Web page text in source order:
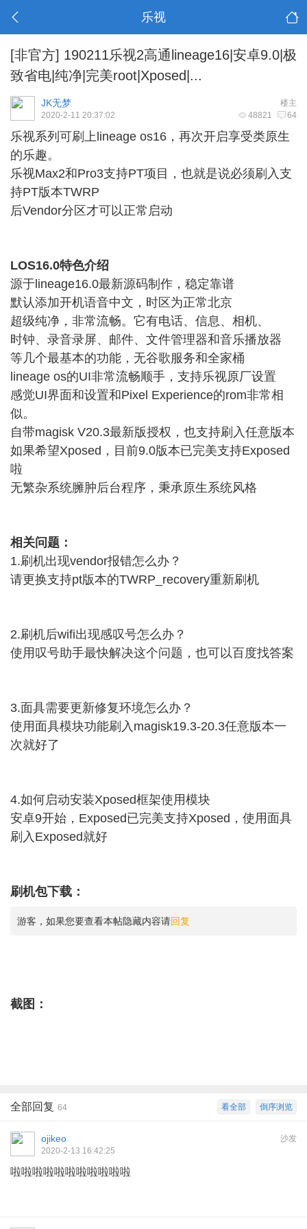
乐视
[非官方] 190211乐视2高通lineage16|安卓9.0|极
致省电|纯净|完美root|Xposed|...
楼主
JK无梦
48821 64
2020-2-11 20:37:02
乐视系列可刷上lineage os16，再次开启享受类原生
的乐趣。
乐视Max2和Pro3支持PT项目，也就是说必须刷入支
持PT版本TWRP
后Vendor分区才可以正常启动
LOS16.0特色介绍
源于lineage16.0最新源码制作，稳定靠谱
默认添加开机语音中文，时区为正常北京
超级纯净，非常流畅。它有电话、信息、相机、
时钟、录音录屏、邮件、文件管理器和音乐播放器
等几个最基本的功能，无谷歌服务和全家桶
lineage os的UI非常流畅顺手，支持乐视原厂设置
感觉UI界面和设置和Pixel Experience的rom非常相
似。
自带magisk V20.3最新版授权，也支持刷入任意版本
如果希望Xposed，目前9.0版本已完美支持Exposed
啦
无繁杂系统臃肿后台程序，秉承原生系统风格
相关问题：
1.刷机出现vendor报错怎么办？
请更换支持pt版本的TWRP_recovery重新刷机
2.刷机后wifi出现感叹号怎么办？
使用叹号助手最快解决这个问题，也可以百度找答案
3.面具需要更新修复环境怎么办？
使用面具模块功能刷入magisk19.3-20.3任意版本一
次就好了
4.如何启动安装Xposed框架使用模块
安卓9开始，Exposed已完美支持Xposed，使用面具
刷入Exposed就好
刷机包下载：
游客，如果您要查看本帖隐藏内容请回复
截图：
倒序浏览
看全部
全部回复 64
沙发
ojikeo
2020-2-13 16:42:25
啦啦啦啦啦啦啦啦啦啦啦